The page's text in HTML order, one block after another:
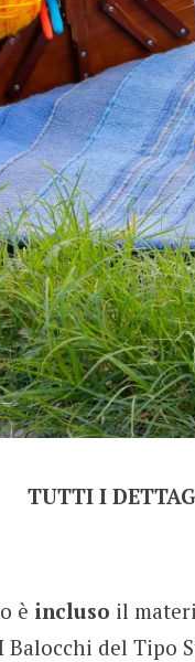
TUTTI I
è incluso il
del Tipo